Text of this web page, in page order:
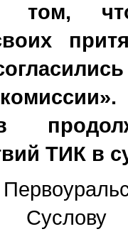
что
ТИК в
Суслову